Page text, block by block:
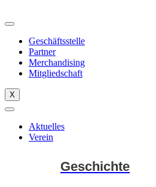
Inhalt
Geschäftsstelle
Partner
Merchandising
Mitgliedschaft
X
Aktuelles
Verein
Geschichte